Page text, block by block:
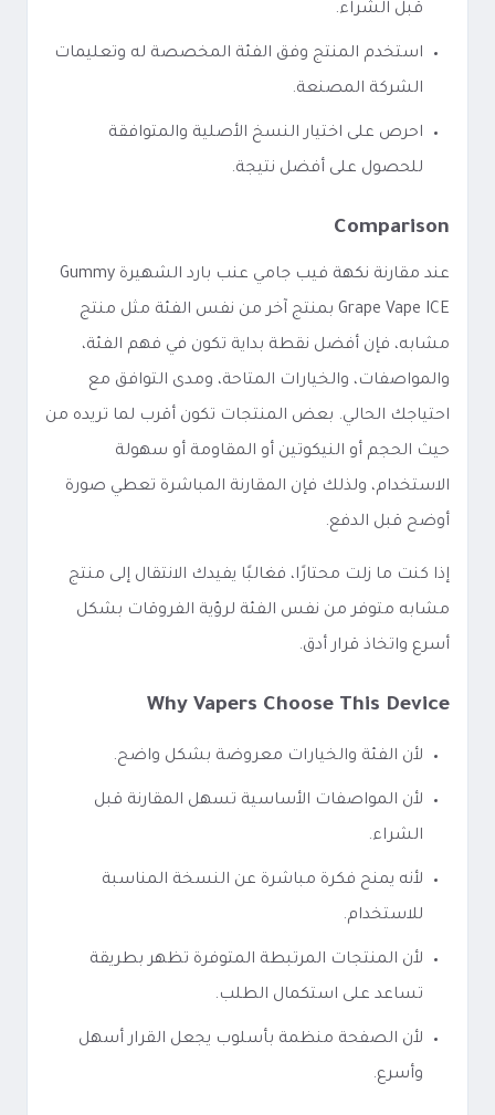
قبل الشراء.
استخدم المنتج وفق الفئة المخصصة له وتعليمات
الشركة المصنعة.
احرص على اختيار النسخ الأصلية والمتوافقة
للحصول على أفضل نتيجة.
Comparison
عند مقارنة نكهة فيب جامي عنب بارد الشهيرة Gummy
Grape Vape ICE بمنتج آخر من نفس الفئة مثل منتج
مشابه، فإن أفضل نقطة بداية تكون في فهم الفئة،
والمواصفات، والخيارات المتاحة، ومدى التوافق مع
احتياجك الحالي. بعض المنتجات تكون أقرب لما تريده من
حيث الحجم أو النيكوتين أو المقاومة أو سهولة
الاستخدام، ولذلك فإن المقارنة المباشرة تعطي صورة
أوضح قبل الدفع.
إذا كنت ما زلت محتارًا، فغالبًا يفيدك الانتقال إلى منتج
مشابه متوفر من نفس الفئة لرؤية الفروقات بشكل
أسرع واتخاذ قرار أدق.
Why Vapers Choose This Device
لأن الفئة والخيارات معروضة بشكل واضح.
لأن المواصفات الأساسية تسهل المقارنة قبل
الشراء.
لأنه يمنح فكرة مباشرة عن النسخة المناسبة
للاستخدام.
لأن المنتجات المرتبطة المتوفرة تظهر بطريقة
تساعد على استكمال الطلب.
لأن الصفحة منظمة بأسلوب يجعل القرار أسهل
وأسرع.